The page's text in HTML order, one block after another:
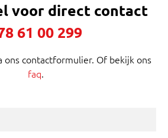
voor direct contact
61 00 299
ons contactformulier. Of bekijk ons
faq.